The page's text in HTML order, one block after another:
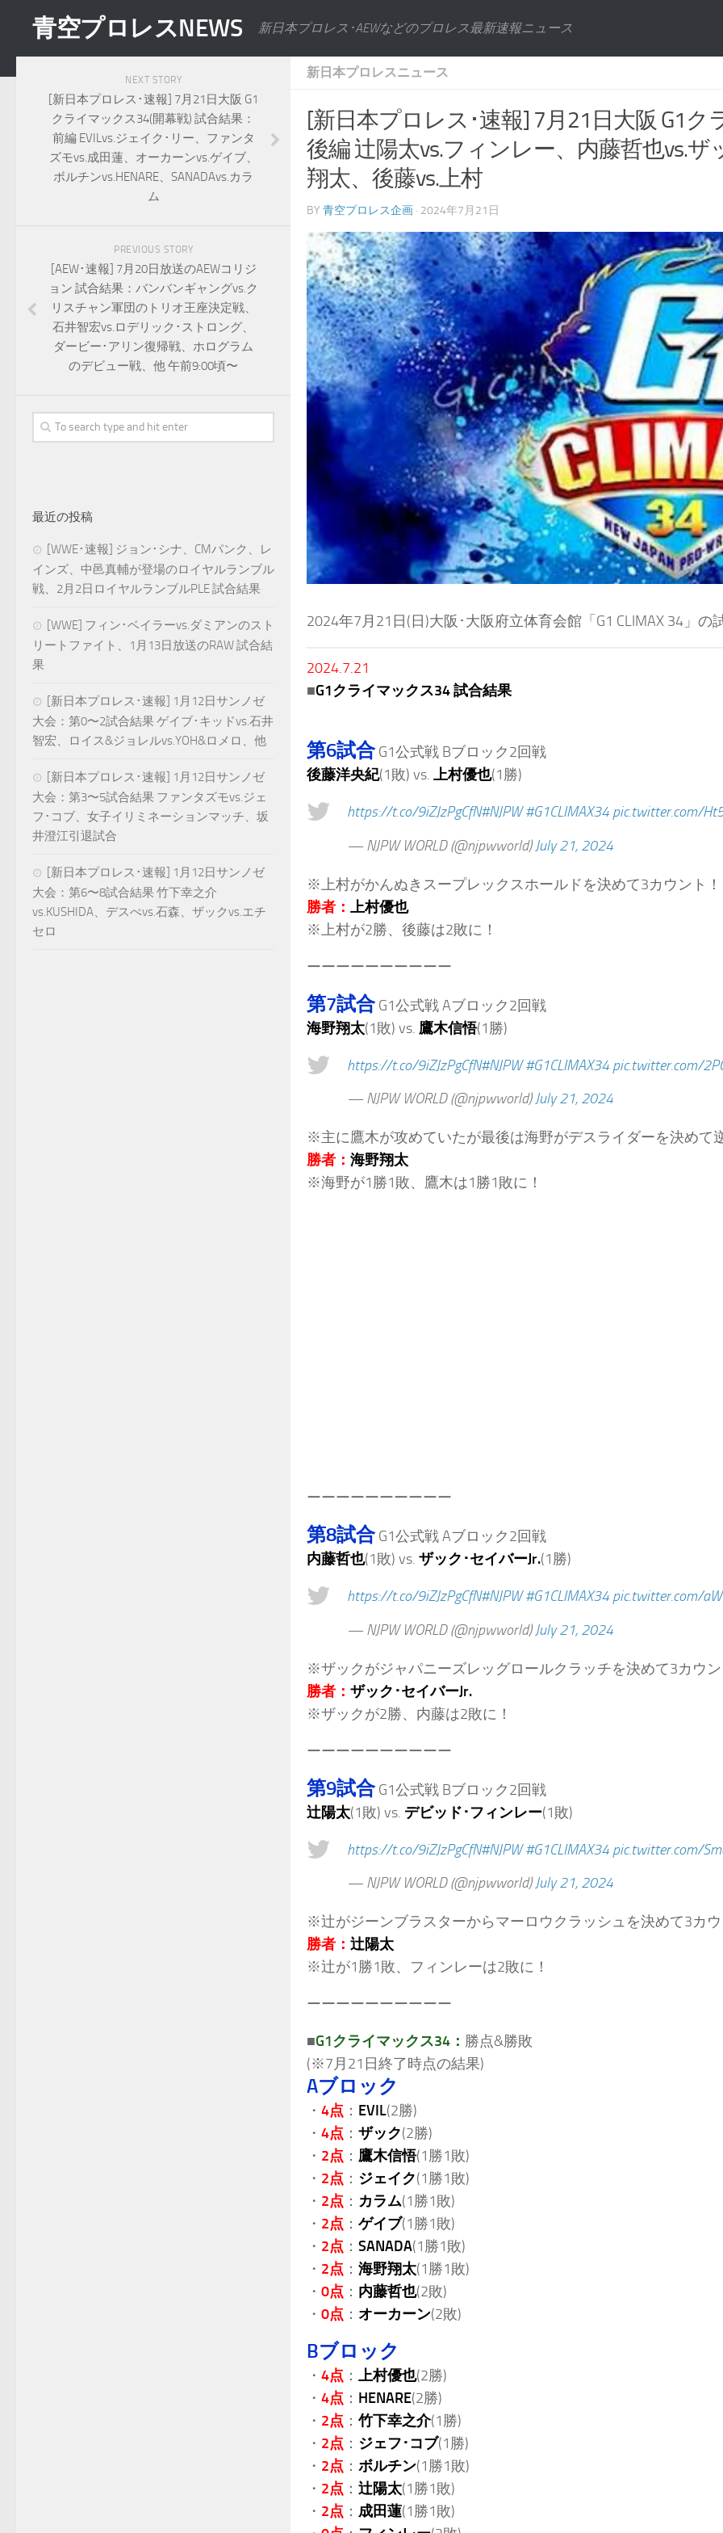
青空プロレスNEWS 新日本プロレス･AEWなどのプロレス最新速報ニュース
新日本プロレスニュース
[新日本プロレス･速報] 7月21日大阪 G1ク
後編 辻陽太vs.フィンレー、内藤哲也vs.ザ
翔太、後藤vs.上村
BY 青空プロレス企画 · 2024年7月21日
2024年7月21日(日)大阪･大阪府立体育会館「G1 CLIMAX 34」の
2024.7.21
■G1クライマックス34 試合結果
第6試合G1公式戦 Bブロック2回戦
後藤洋央紀(1敗) vs. 上村優也(1勝)
https://t.co/9iZJzPgCfN#NJPW #G1CLIMAX34 pic.twitter.com/
— NJPW WORLD (@njpwworld)July 21, 2024
※上村がかんぬきスープレックスホールドを決めて3カウント！
勝者： 上村優也
※上村が2勝、後藤は2敗に！
ーーーーーーーーーー
第7試合G1公式戦 Aブロック2回戦
海野翔太(1敗) vs. 鷹木信悟(1勝)
https://t.co/9iZJzPgCfN#NJPW #G1CLIMAX34 pic.twitter.com/
— NJPW WORLD (@njpwworld)July 21, 2024
※主に鷹木が攻めていたが最後は海野がデスライダーを決めて
勝者： 海野翔太
※海野が1勝1敗、鷹木は1勝1敗に！
ーーーーーーーーーー
第8試合G1公式戦 Aブロック2回戦
内藤哲也(1敗) vs. ザック･セイバーJr.(1勝)
https://t.co/9iZJzPgCfN#NJPW #G1CLIMAX34 pic.twitter.com/
— NJPW WORLD (@njpwworld)July 21, 2024
※ザックがジャパニーズレッグロールクラッチを決めて3カウン
勝者： ザック･セイバーJr.
※ザックが2勝、内藤は2敗に！
ーーーーーーーーーー
第9試合G1公式戦 Bブロック2回戦
辻陽太(1敗) vs. デビッド･フィンレー(1敗)
https://t.co/9iZJzPgCfN#NJPW #G1CLIMAX34 pic.twitter.com/
— NJPW WORLD (@njpwworld)July 21, 2024
※辻がジーンブラスターからマーロウクラッシュを決めて3カウ
勝者： 辻陽太
※辻が1勝1敗、フィンレーは2敗に！
ーーーーーーーーーー
■G1クライマックス34： 勝点&勝敗
(※7月21日終了時点の結果)
Aブロック
・ 4点 ： EVIL(2勝)
・ 4点 ： ザック(2勝)
・ 2点 ： 鷹木信悟(1勝1敗)
・ 2点 ： ジェイク(1勝1敗)
・ 2点 ： カラム(1勝1敗)
・ 2点 ： ゲイブ(1勝1敗)
・ 2点 ： SANADA(1勝1敗)
・ 2点 ： 海野翔太(1勝1敗)
・ 0点 ： 内藤哲也(2敗)
・ 0点 ： オーカーン(2敗)
Bブロック
・ 4点 ： 上村優也(2勝)
・ 4点 ： HENARE(2勝)
・ 2点 ： 竹下幸之介(1勝)
・ 2点 ： ジェフ･コブ(1勝)
・ 2点 ： ボルチン(1勝1敗)
・ 2点 ： 辻陽太(1勝1敗)
・ 2点 ： 成田蓮(1勝1敗)
NEXT STORY
[新日本プロレス･速報] 7月21日大阪 G1
クライマックス34(開幕戦) 試合結果：
前編 EVILvs.ジェイク･リー、ファンタ
ズモvs.成田蓮、オーカーンvs.ゲイブ、
ボルチンvs.HENARE、SANADAvs.カラ
ム
PREVIOUS STORY
[AEW･速報] 7月20日放送のAEWコリジ
ョン 試合結果：バンバンギャングvs.ク
リスチャン軍団のトリオ王座決定戦、
石井智宏vs.ロデリック･ストロング、
ダービー･アリン復帰戦、ホログラム
のデビュー戦、他 午前9:00頃〜
最近の投稿
[WWE･速報] ジョン･シナ、CMパンク、レ
インズ、中邑真輔が登場のロイヤルランブル
戦、2月2日ロイヤルランブルPLE 試合結果
[WWE] フィン･ベイラーvs.ダミアンのスト
リートファイト、1月13日放送のRAW 試合結
果
[新日本プロレス･速報] 1月12日サンノゼ
大会：第0〜2試合結果 ゲイブ･キッドvs.石井
智宏、ロイス&ジョレルvs.YOH&ロメロ、他
[新日本プロレス･速報] 1月12日サンノゼ
大会：第3〜5試合結果 ファンタズモvs.ジェ
フ･コブ、女子イリミネーションマッチ、坂
井澄江引退試合
[新日本プロレス･速報] 1月12日サンノゼ
大会：第6〜8試合結果 竹下幸之介
vs.KUSHIDA、デスぺvs.石森、ザックvs.エチ
セロ